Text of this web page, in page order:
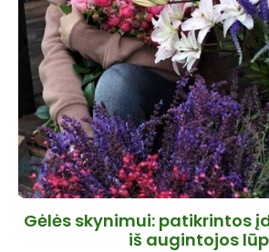
Gėlės skynimui: patikrintos
iš augintojos